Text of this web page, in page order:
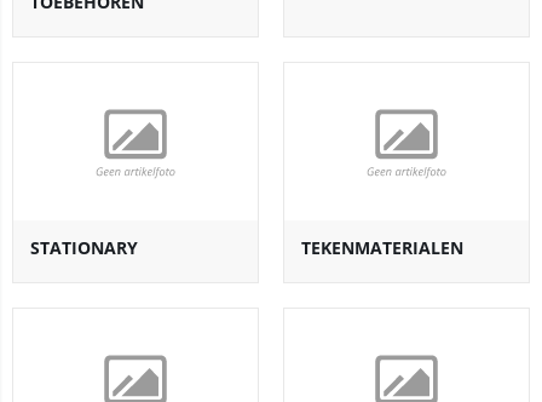
STATIONARY TEKENMATERIALEN